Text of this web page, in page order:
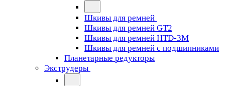
Шкивы для ремней
Шкивы для ремней GT2
Шкивы для ремней HTD-3M
Шкивы для ремней с подшипниками
Планетарные редукторы
Экструдеры